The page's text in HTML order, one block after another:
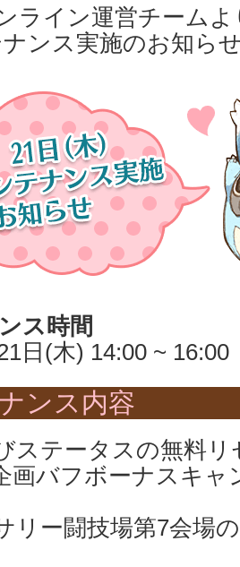
ライン運営チーム
ンス実施のお知ら
ス時間
日(木) 14:00 ~ 16:00
ンス内容
ステータスの無料
画バフボーナスキャ
リー闘技場第7会場